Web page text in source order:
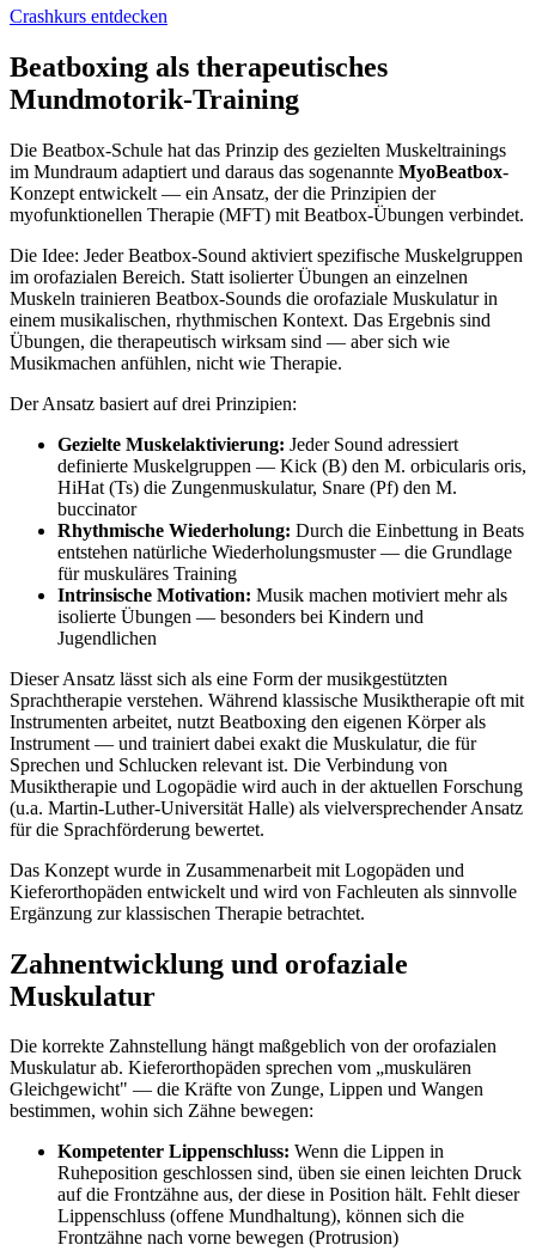
Crashkurs entdecken
Beatboxing als therapeutisches
Mundmotorik-Training
Die Beatbox-Schule hat das Prinzip des gezielten Muskeltrainings
im Mundraum adaptiert und daraus das sogenannte MyoBeatbox-
Konzept entwickelt — ein Ansatz, der die Prinzipien der
myofunktionellen Therapie (MFT) mit Beatbox-Übungen verbindet.
Die Idee: Jeder Beatbox-Sound aktiviert spezifische Muskelgruppen
im orofazialen Bereich. Statt isolierter Übungen an einzelnen
Muskeln trainieren Beatbox-Sounds die orofaziale Muskulatur in
einem musikalischen, rhythmischen Kontext. Das Ergebnis sind
Übungen, die therapeutisch wirksam sind — aber sich wie
Musikmachen anfühlen, nicht wie Therapie.
Der Ansatz basiert auf drei Prinzipien:
Gezielte Muskelaktivierung: Jeder Sound adressiert
definierte Muskelgruppen — Kick (B) den M. orbicularis oris,
HiHat (Ts) die Zungenmuskulatur, Snare (Pf) den M.
buccinator
Rhythmische Wiederholung: Durch die Einbettung in Beats
entstehen natürliche Wiederholungsmuster — die Grundlage
für muskuläres Training
Intrinsische Motivation: Musik machen motiviert mehr als
isolierte Übungen — besonders bei Kindern und
Jugendlichen
Dieser Ansatz lässt sich als eine Form der musikgestützten
Sprachtherapie verstehen. Während klassische Musiktherapie oft mit
Instrumenten arbeitet, nutzt Beatboxing den eigenen Körper als
Instrument — und trainiert dabei exakt die Muskulatur, die für
Sprechen und Schlucken relevant ist. Die Verbindung von
Musiktherapie und Logopädie wird auch in der aktuellen Forschung
(u.a. Martin-Luther-Universität Halle) als vielversprechender Ansatz
für die Sprachförderung bewertet.
Das Konzept wurde in Zusammenarbeit mit Logopäden und
Kieferorthopäden entwickelt und wird von Fachleuten als sinnvolle
Ergänzung zur klassischen Therapie betrachtet.
Zahnentwicklung und orofaziale
Muskulatur
Die korrekte Zahnstellung hängt maßgeblich von der orofazialen
Muskulatur ab. Kieferorthopäden sprechen vom „muskulären
Gleichgewicht" — die Kräfte von Zunge, Lippen und Wangen
bestimmen, wohin sich Zähne bewegen:
Kompetenter Lippenschluss: Wenn die Lippen in
Ruheposition geschlossen sind, üben sie einen leichten Druck
auf die Frontzähne aus, der diese in Position hält. Fehlt dieser
Lippenschluss (offene Mundhaltung), können sich die
Frontzähne nach vorne bewegen (Protrusion)